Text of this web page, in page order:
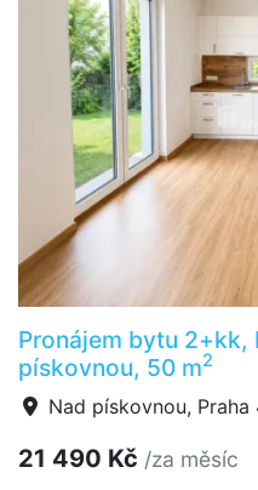
Pronájem bytu 2+kk,
pískovnou, 50 m2
Nad pískovnou, Praha
21 490 Kč /za měsíc